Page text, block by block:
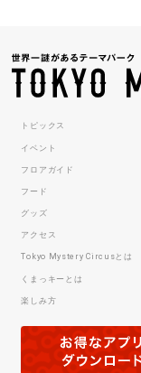
トピックス
イベント
フロアガイド
フード
グッズ
アクセス
Tokyo Mystery Circusとは
くまっキーとは
楽しみ方